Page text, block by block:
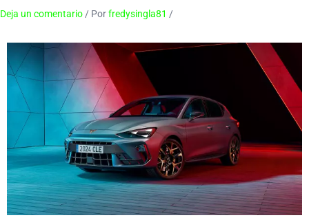
Deja un comentario / Porfredysingla81 /